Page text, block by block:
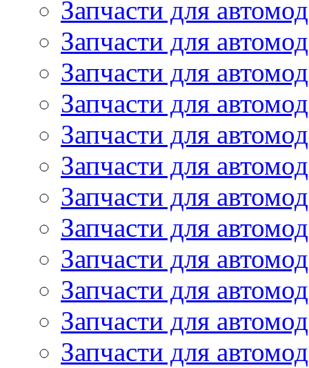
Запчасти для
Запчасти для
Запчасти для
Запчасти для
Запчасти для
Запчасти для
Запчасти для
Запчасти для
Запчасти для
Запчасти для
Запчасти для
Запчасти для